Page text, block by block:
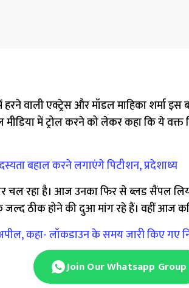
वाली एक्ट्रेस और मॉडल माहिका शर्मा इस
में ट्रोल करने को लेकर कहा कि ये
बहाल करने लगाएंगे पिटीशन, प्रदेशाध्य
रहा है। आज उनका फिर से ब्लड सैंपल
जल्द ठीक होने की दुआ मांग रहे हैं। वहीं आज
कहा- लॉकडाउन के समय जारी किए गए
Join Our Whatsapp Group